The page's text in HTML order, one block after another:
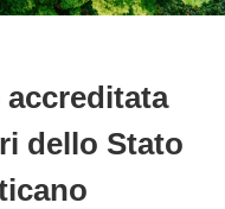
dello Stato